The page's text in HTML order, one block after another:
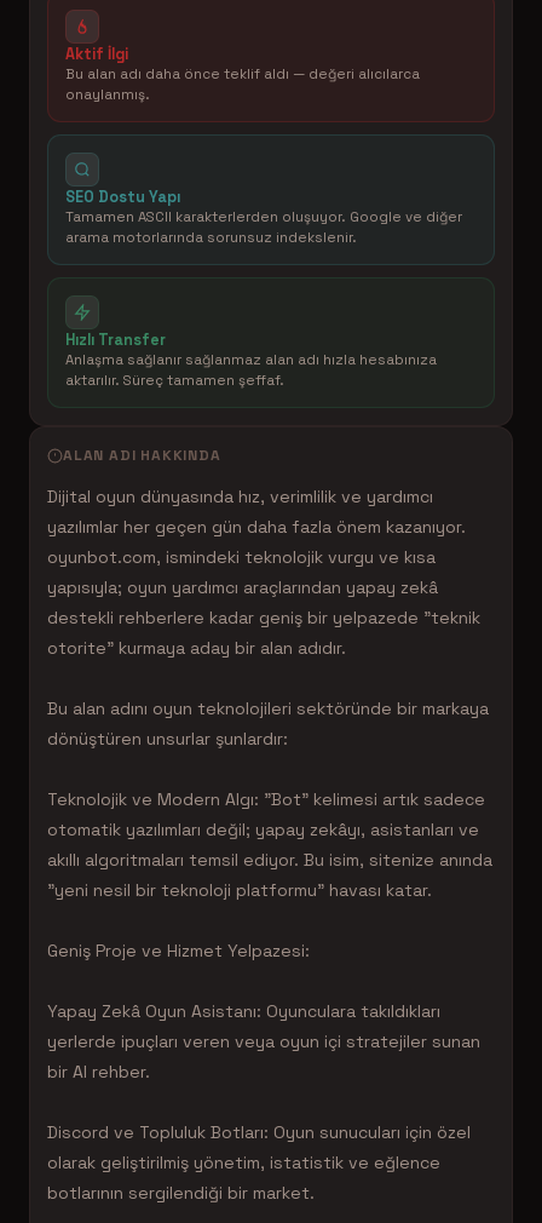
Aktif İlgi
Bu alan adı daha önce teklif aldı — değeri alıcılarca
onaylanmış.
SEO Dostu Yapı
Tamamen ASCII karakterlerden oluşuyor. Google ve diğer
arama motorlarında sorunsuz indekslenir.
Hızlı Transfer
Anlaşma sağlanır sağlanmaz alan adı hızla hesabınıza
aktarılır. Süreç tamamen şeffaf.
ALAN ADI HAKKINDA
Dijital oyun dünyasında hız, verimlilik ve yardımcı
yazılımlar her geçen gün daha fazla önem kazanıyor.
oyunbot.com, ismindeki teknolojik vurgu ve kısa
yapısıyla; oyun yardımcı araçlarından yapay zekâ
destekli rehberlere kadar geniş bir yelpazede "teknik
otorite" kurmaya aday bir alan adıdır.
Bu alan adını oyun teknolojileri sektöründe bir markaya
dönüştüren unsurlar şunlardır:
Teknolojik ve Modern Algı: "Bot" kelimesi artık sadece
otomatik yazılımları değil; yapay zekâyı, asistanları ve
akıllı algoritmaları temsil ediyor. Bu isim, sitenize anında
"yeni nesil bir teknoloji platformu" havası katar.
Geniş Proje ve Hizmet Yelpazesi:
Yapay Zekâ Oyun Asistanı: Oyunculara takıldıkları
yerlerde ipuçları veren veya oyun içi stratejiler sunan
bir AI rehber.
Discord ve Topluluk Botları: Oyun sunucuları için özel
olarak geliştirilmiş yönetim, istatistik ve eğlence
botlarının sergilendiği bir market.